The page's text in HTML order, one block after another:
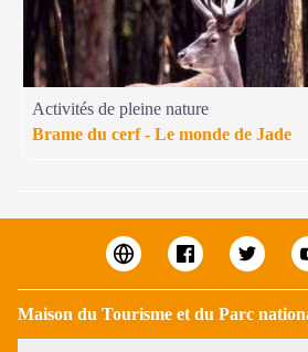
Activités de pleine nature
Brame du cerf - Le monde de Jade
Maison du Tourisme et du Parc